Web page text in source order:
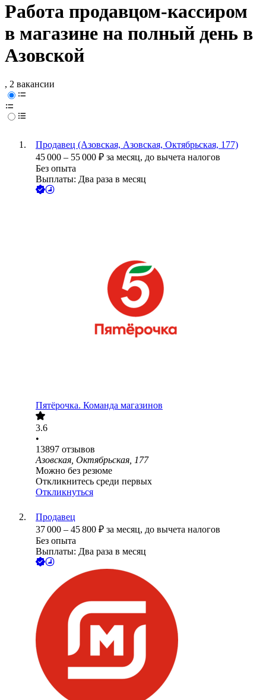
Работа продавцом-кассиром
в магазине на полный день в
Азовской
, 2 вакансии
Продавец (Азовская, Азовская, Октябрьская, 177)
45 000 – 55 000 ₽ за месяц, до вычета налогов
Без опыта
Выплаты: Два раза в месяц
Пятёрочка. Команда магазинов
3.6
•
13897 отзывов
Азовская, Октябрьская, 177
Можно без резюме
Откликнитесь среди первых
Откликнуться
Продавец
37 000 – 45 800 ₽ за месяц, до вычета налогов
Без опыта
Выплаты: Два раза в месяц